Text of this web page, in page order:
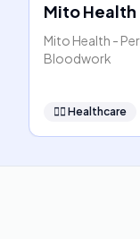
Mito Health
Mito Health -
Bloodwork
👩‍⚕️ Healthcare